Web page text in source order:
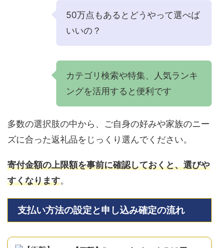
50万点もあるとどうやって選べば
いいの？
カテゴリ検索や特集、人気ランキ
ングを活用すると便利です
多数の選択肢の中から、ご自身の好みや家族のニー
ズに合った返礼品をじっくり選んでください。
寄付金額の上限額を事前に確認しておくと、選びや
すくなります。
支払い方法の設定と申し込み確定の流れ